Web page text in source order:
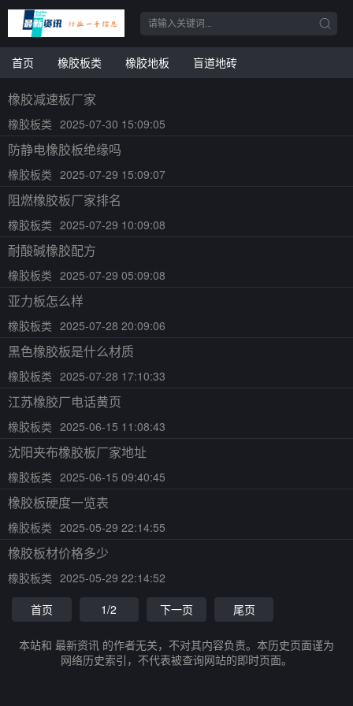
首页 橡胶板类 橡胶地板 盲道地砖
橡胶减速板厂家
橡胶板类 2025-07-30 15:09:05
防静电橡胶板绝缘吗
橡胶板类 2025-07-29 15:09:07
阻燃橡胶板厂家排名
橡胶板类 2025-07-29 10:09:08
耐酸碱橡胶配方
橡胶板类 2025-07-29 05:09:08
亚力板怎么样
橡胶板类 2025-07-28 20:09:06
黑色橡胶板是什么材质
橡胶板类 2025-07-28 17:10:33
江苏橡胶厂电话黄页
橡胶板类 2025-06-15 11:08:43
沈阳夹布橡胶板厂家地址
橡胶板类 2025-06-15 09:40:45
橡胶板硬度一览表
橡胶板类 2025-05-29 22:14:55
橡胶板材价格多少
橡胶板类 2025-05-29 22:14:52
首页
1/2 下一页 尾页
本站和 最新资讯 的作者无关，不对其内容负责。本历史页面谨为
网络历史索引，不代表被查询网站的即时页面。